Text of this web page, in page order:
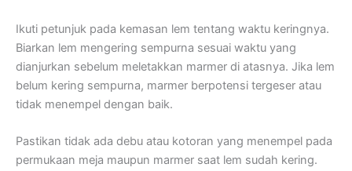
Ikuti petunjuk pada kemasan lem tentang waktu keringnya.
Biarkan lem mengering sempurna sesuai waktu yang
dianjurkan sebelum meletakkan marmer di atasnya. Jika lem
belum kering sempurna, marmer berpotensi tergeser atau
tidak menempel dengan baik.
Pastikan tidak ada debu atau kotoran yang menempel pada
permukaan meja maupun marmer saat lem sudah kering.